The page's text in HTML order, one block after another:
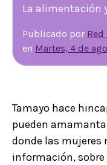
La alimentación
Publicado por
en Martes, 4 de
Tamayo hace
pueden
donde las mujeres
información,